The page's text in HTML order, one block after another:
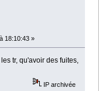
18:10:43 »
tr, qu'avoir des fuites,
IP archivée